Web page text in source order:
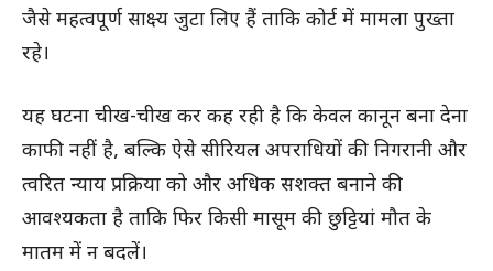
जैसे महत्वपूर्ण साक्ष्य जुटा लिए हैं ताकि कोर्ट में मामला पुख्ता
रहे।
यह घटना चीख-चीख कर कह रही है कि केवल कानून बना देना
काफी नहीं है, बल्कि ऐसे सीरियल अपराधियों की निगरानी और
त्वरित न्याय प्रक्रिया को और अधिक सशक्त बनाने की
आवश्यकता है ताकि फिर किसी मासूम की छुट्टियां मौत के
मातम में न बदलें।